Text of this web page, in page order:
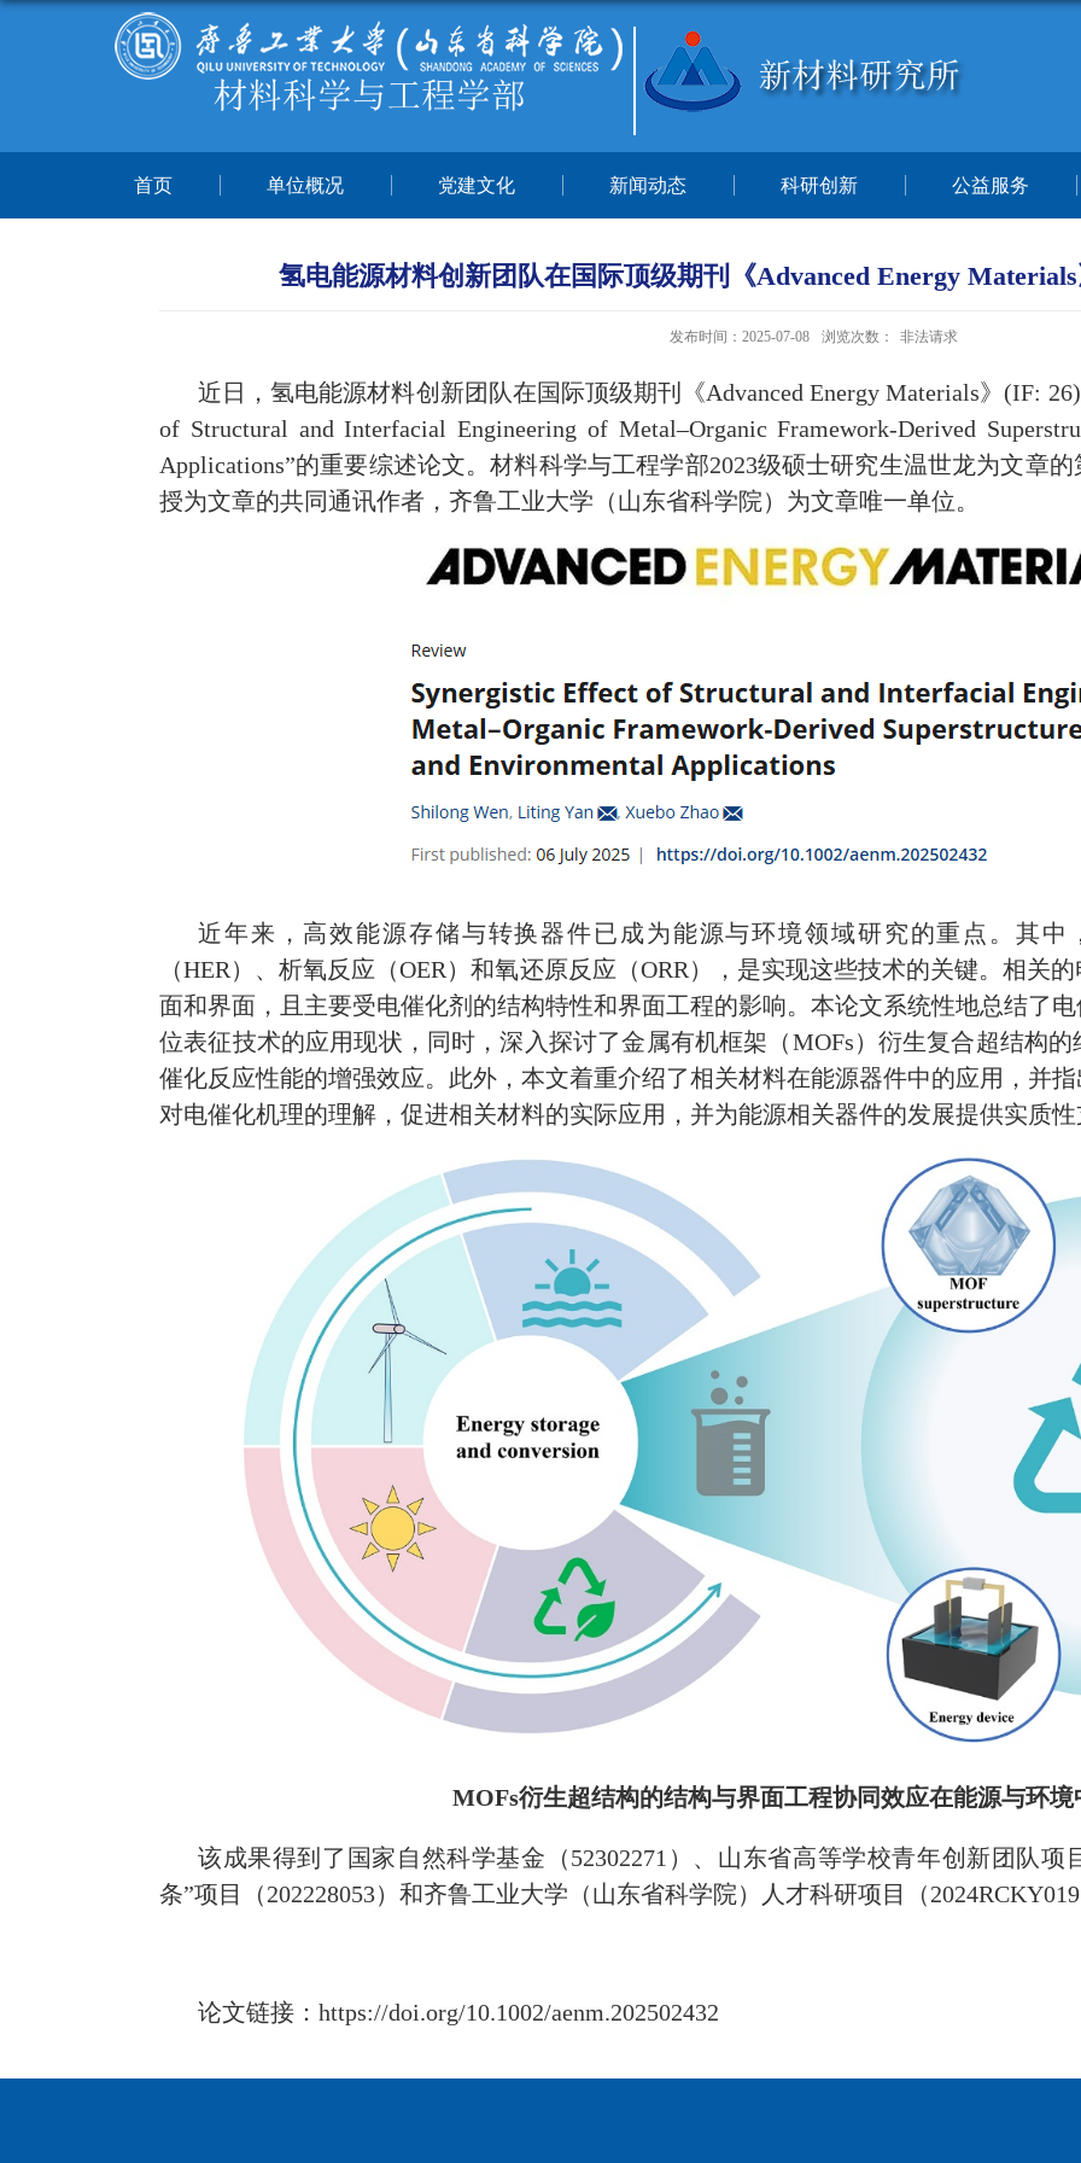
首页 单位概况 党建文化 新闻动态 科研创新 公益服务
氢电能源材料创新团队在国际顶级期刊《Advanced Energy
发布时间：2025-07-08 浏览次数： 非法请求
近日，氢电能源材料创新团队在国际顶级期刊《Advanced Energy Materials》 (IF: 26)
of Structural and Interfacial Engineering of Metal–Organic Framework-Derived
Applications”的重要综述论文。材料科学与工程学部2023级硕士研究生温世龙为文章
授为文章的共同通讯作者，齐鲁工业大学（山东省科学院）为文章唯一单位。
近年来，高效能源存储与转换器件已成为能源与环境领域研究的重点。其
（HER）、析氧反应（OER）和氧还原反应（ORR），是实现这些技术的关键。相关
面和界面，且主要受电催化剂的结构特性和界面工程的影响。本论文系统性地总结了
位表征技术的应用现状，同时，深入探讨了金属有机框架（MOFs）衍生复合超结构
催化反应性能的增强效应。 此外，本文着重介绍了相关材料在能源器件中的应用，并
对电催化机理的理解，促进相关材料的实际应用，并为能源相关器件的发展提供实质
MOFs衍生超结构的结构与界面工程协同效应在能源与环境
该成果得到了国家自然科学基金（52302271 ）、山东省高等学校青年创新团队项
条”项目（202228053）和齐鲁工业大学（山东省科学院）人才科研项目（2024RCKY019
论文链接 ： https://doi.org/10.1002/aenm.202502432